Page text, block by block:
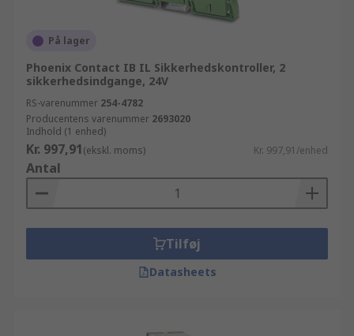
På lager
Phoenix Contact IB IL Sikkerhedskontroller, 2
sikkerhedsindgange, 24V
RS-varenummer 254-4782
Producentens varenummer 2693020
Indhold (1 enhed)
Kr. 997,91(ekskl. moms) Kr. 997,91/enhed
Antal
Tilføj
Datasheets